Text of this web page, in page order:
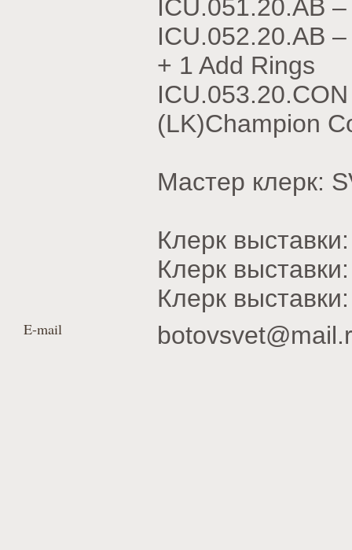
ICU.051.20.АВ –
ICU.052.20.АВ
+ 1 Add Rings
(LK)Champion
Мастер клерк:
Клерк
Клерк
Клерк
E-mail